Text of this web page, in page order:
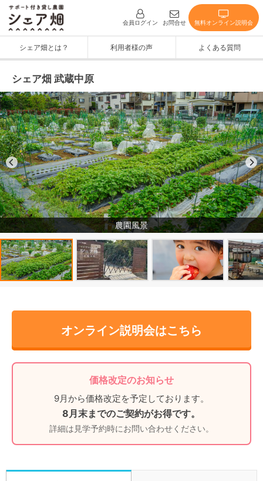
会員ログイン お問合せ 無料オンライン説明会
シェア畑とは？ 利用者様の声 よくある質問
シェア畑 武蔵中原
農園風景
オンライン説明会はこちら
価格改定のお知らせ
9月から価格改定を予定しております。
8月末までのご契約がお得です。
詳細は見学予約時にお問い合わせください。